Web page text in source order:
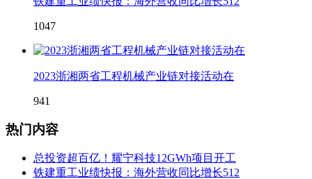
1047
2023浙湘两省工程机械产业链对接活动在
941
热门内容
总投资超百亿！耀宁科技12GWh项目开工
铁建重工业绩快报：海外营收同比增长512